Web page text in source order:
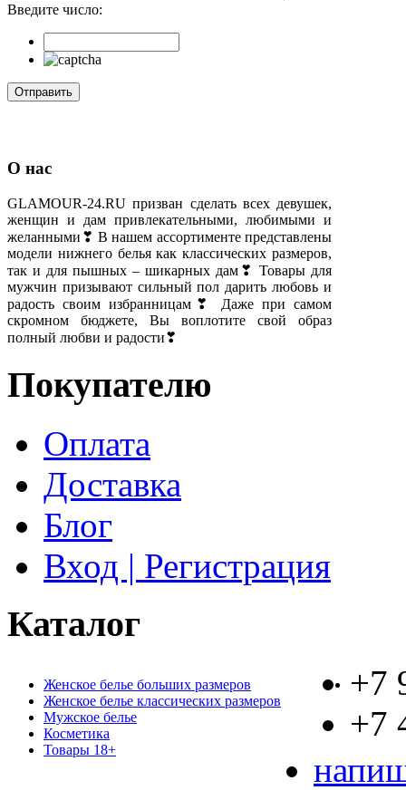
Введите число:
О нас
GLAMOUR-24.RU призван сделать всех девушек,
женщин и дам привлекательными, любимыми и
желанными❣ В нашем ассортименте представлены
модели нижнего белья как классических размеров,
так и для пышных – шикарных дам❣ Товары для
мужчин призывают сильный пол дарить любовь и
радость своим избранницам❣ Даже при самом
скромном бюджете, Вы воплотите свой образ
полный любви и радости❣
Покупателю
Оплата
Доставка
Блог
Вход | Регистрация
Каталог
Женское белье больших размеров
Женское белье классических размеров
Мужское белье
Косметика
Товары 18+
+7
+7